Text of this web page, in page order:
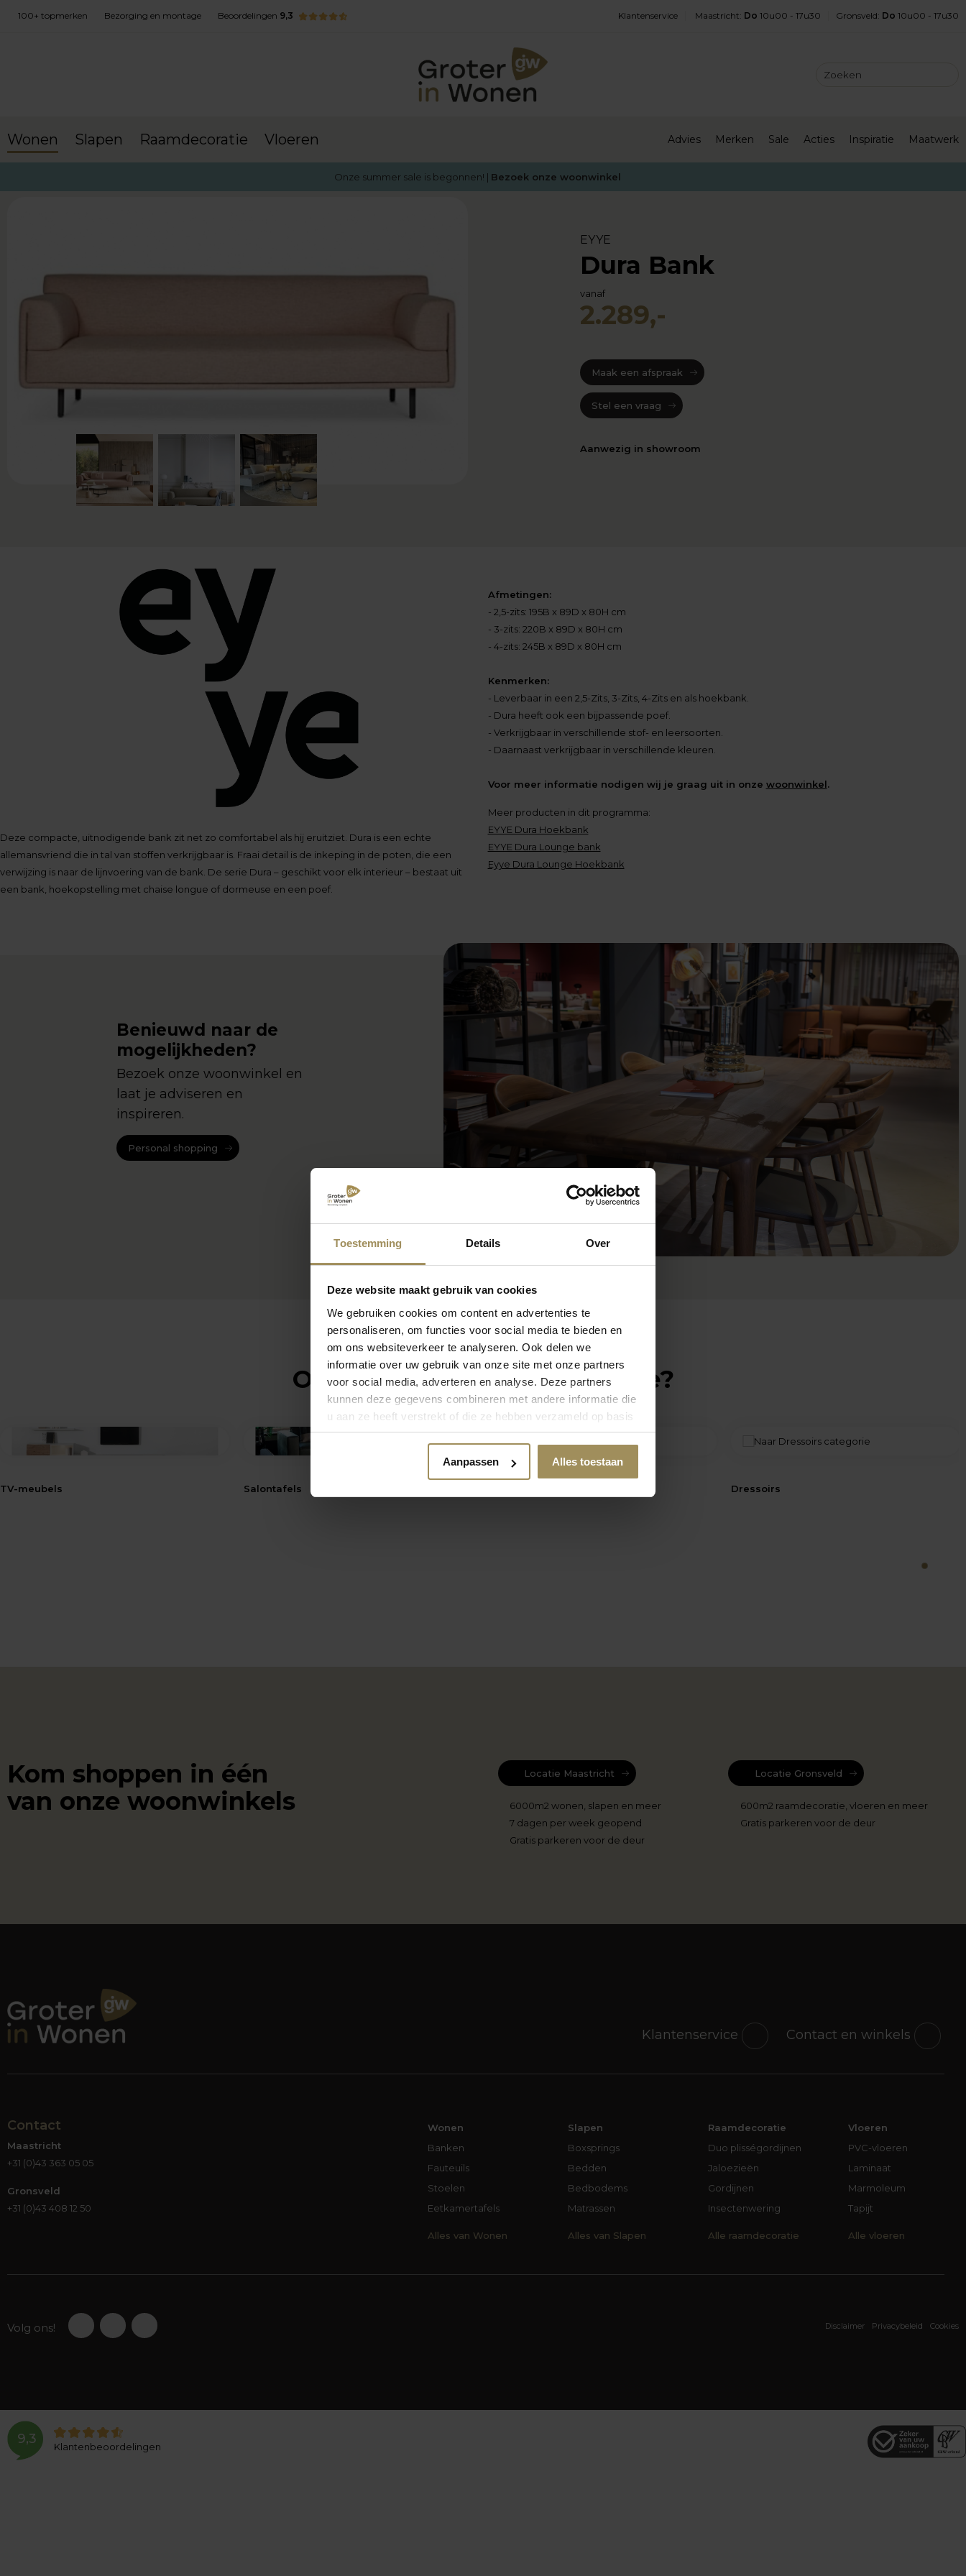
Toestemming Details Over
Deze website maakt gebruik van cookies
We gebruiken cookies om content en advertenties te
personaliseren, om functies voor social media te bieden en
om ons websiteverkeer te analyseren. Ook delen we
informatie over uw gebruik van onze site met onze partners
voor social media, adverteren en analyse. Deze partners
kunnen deze gegevens combineren met andere informatie die
u aan ze heeft verstrekt of die ze hebben verzameld op basis
van uw gebruik van hun services.
Aanpassen Alles toestaan
100+ topmerken Bezorging en montage Beoordelingen 9,3 Klantenservice Maastricht: Do 10u00 - 17u30 Gronsveld: Do 10u00 - 17u30
Wonen Slapen Raamdecoratie Vloeren Advies Merken Sale Acties Inspiratie Maatwerk
Onze summer sale is begonnen! | Bezoek onze woonwinkel
terug naar Wonen
EYYE
Dura Bank
vanaf
2.289,-
Maak een afspraak
Stel een vraag
Aanwezig in showroom
Deze compacte, uitnodigende bank zit net zo comfortabel als hij eruitziet. Dura is een echte
allemansvriend die in tal van stoffen verkrijgbaar is. Fraai detail is de inkeping in de poten, die een
verwijzing is naar de lijnvoering van de bank. De serie Dura – geschikt voor elk interieur – bestaat uit
een bank, hoekopstelling met chaise longue of dormeuse en een poef.
Afmetingen:
- 2,5-zits: 195B x 89D x 80H cm
- 3-zits: 220B x 89D x 80H cm
- 4-zits: 245B x 89D x 80H cm
Kenmerken:
- Leverbaar in een 2,5-Zits, 3-Zits, 4-Zits en als hoekbank.
- Dura heeft ook een bijpassende poef.
- Verkrijgbaar in verschillende stof- en leersoorten.
- Daarnaast verkrijgbaar in verschillende kleuren.
Voor meer informatie nodigen wij je graag uit in onze woonwinkel.
Meer producten in dit programma:
EYYE Dura Hoekbank
EYYE Dura Lounge bank
Eyye Dura Lounge Hoekbank
Benieuwd naar de
mogelijkheden?
Bezoek onze woonwinkel en
laat je adviseren en
inspireren.
Personal shopping
Op zoek naar meer inspiratie?
TV-meubels Salontafels Dressoirs
1
Kom shoppen in één
van onze woonwinkels
Locatie Maastricht
6000m2 wonen, slapen en meer
7 dagen per week geopend
Gratis parkeren voor de deur
Locatie Gronsveld
600m2 raamdecoratie, vloeren en meer
Gratis parkeren voor de deur
Contact en winkels
Klantenservice
Contact
Maastricht
+31 (0)43 363 05 05
Gronsveld
+31 (0)43 408 12 50
Wonen
Banken
Fauteuils
Stoelen
Eetkamertafels
Alles van Wonen
Slapen
Boxsprings
Bedden
Bedbodems
Matrassen
Alles van Slapen
Raamdecoratie
Duo plisségordijnen
Jaloezieën
Gordijnen
Insectenwering
Alle raamdecoratie
Vloeren
PVC-vloeren
Laminaat
Marmoleum
Tapijt
Alle vloeren
Volg ons! Disclaimer Privacybeleid Cookies
9,3
Klantenbeoordelingen